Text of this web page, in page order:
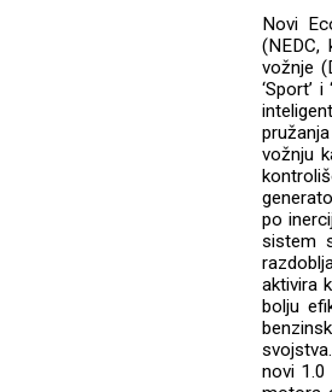
Novi
(NEDC,
vožnje
‘Sport’
vožnju
po
sistem
aktivira
bolju
novi 1.0